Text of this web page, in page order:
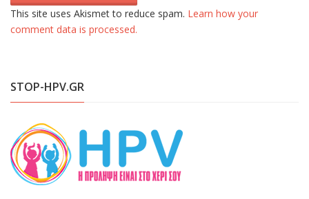
This site uses Akismet to reduce spam. Learn how your
comment data is processed.
STOP-HPV.GR